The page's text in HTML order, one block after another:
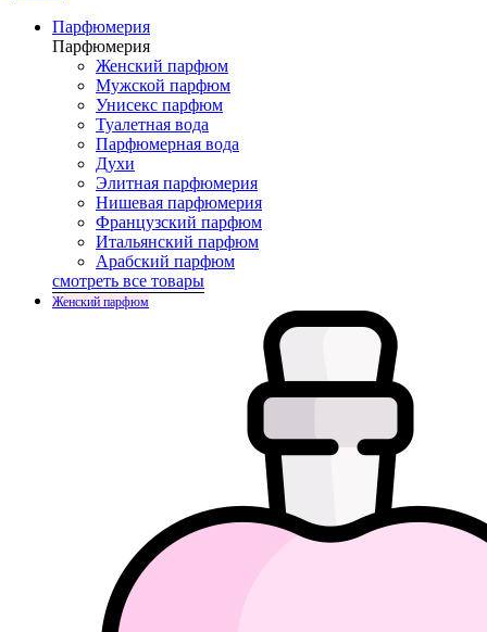
Парфюмерия
Парфюмерия
Женский парфюм
Мужской парфюм
Унисекс парфюм
Туалетная вода
Парфюмерная вода
Духи
Элитная парфюмерия
Нишевая парфюмерия
Французский парфюм
Итальянский парфюм
Арабский парфюм
смотреть все товары
Женский парфюм